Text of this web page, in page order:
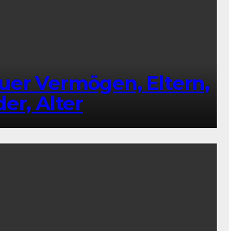
Vermögen, Eltern,
Alter